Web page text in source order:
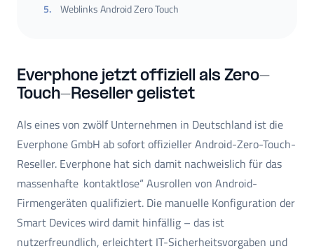
5. Weblinks Android Zero Touch
Everphone jetzt offiziell als Zero-
Touch-Reseller gelistet
Als eines von zwölf Unternehmen in Deutschland ist die
Everphone GmbH ab sofort offizieller Android-Zero-Touch-
Reseller. Everphone hat sich damit nachweislich für das
massenhafte ‚kontaktlose“ Ausrollen von Android-
Firmengeräten qualifiziert. Die manuelle Konfiguration der
Smart Devices wird damit hinfällig – das ist
nutzerfreundlich, erleichtert IT-Sicherheitsvorgaben und